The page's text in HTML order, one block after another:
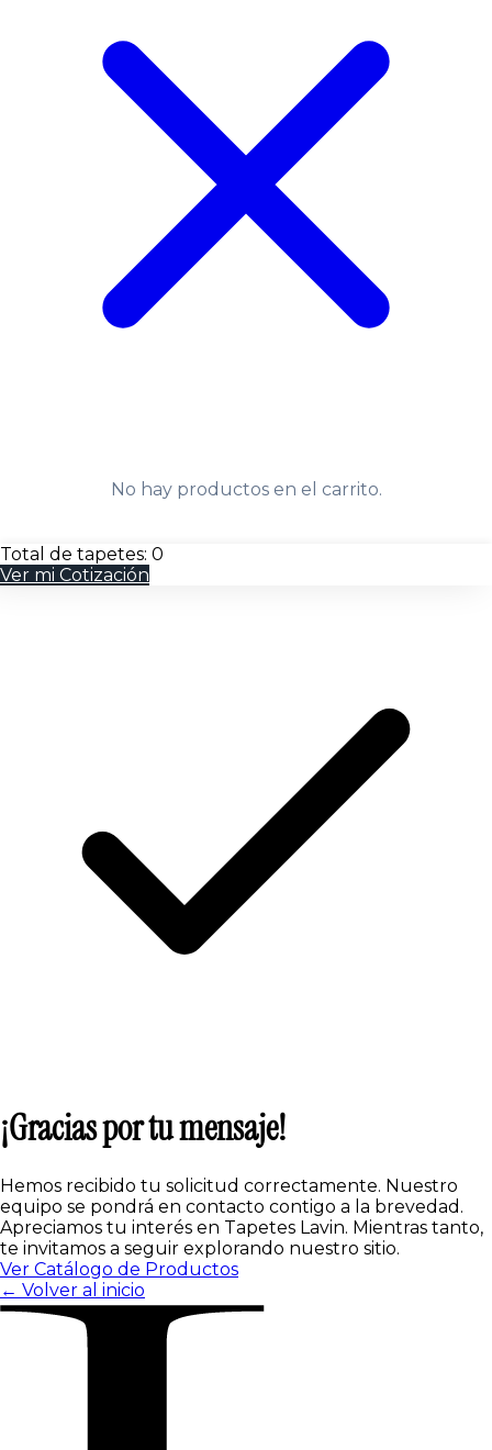
No hay productos en el carrito.
Total de tapetes: 0
Ver mi Cotización
¡Gracias por tu mensaje!
Hemos recibido tu solicitud correctamente. Nuestro
equipo se pondrá en contacto contigo a la brevedad.
Apreciamos tu interés en Tapetes Lavin. Mientras tanto,
te invitamos a seguir explorando nuestro sitio.
Ver Catálogo de Productos
← Volver al inicio